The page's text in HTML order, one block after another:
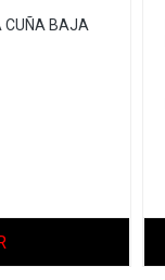
CUÑA BAJA